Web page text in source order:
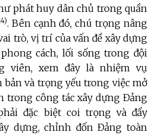
phát huy dân chủ trong quần
. Bên cạnh đó, chú trọng nâng
trò, vị trí của vấn đề xây dựng
cách, lối sống trong đội
viên, xem đây là nhiệm vụ
bản và trọng yếu trong việc mở
trong công tác xây dựng Đảng
đặc biệt coi trọng và đẩy
dựng, chỉnh đốn Đảng toàn